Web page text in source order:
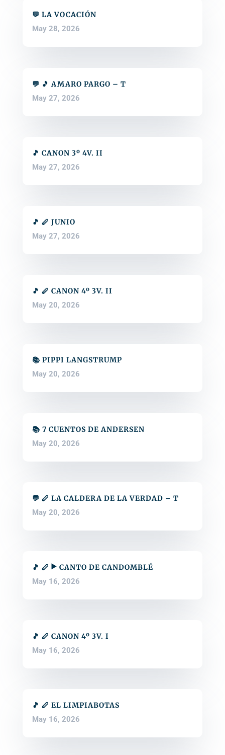
💬 LA VOCACIÓN
May 28, 2026
💬 🎵 AMARO PARGO – T
May 27, 2026
🎵 CANON 3º 4V. II
May 27, 2026
🎵 🪈 JUNIO
May 27, 2026
🎵 🪈 CANON 4º 3V. II
May 20, 2026
📚 PIPPI LANGSTRUMP
May 20, 2026
📚 7 CUENTOS DE ANDERSEN
May 20, 2026
💬 🪈 LA CALDERA DE LA VERDAD – T
May 20, 2026
🎵 🪈 ▶️ CANTO DE CANDOMBLÉ
May 16, 2026
🎵 🪈 CANON 4º 3V. I
May 16, 2026
🎵 🪈 EL LIMPIABOTAS
May 16, 2026